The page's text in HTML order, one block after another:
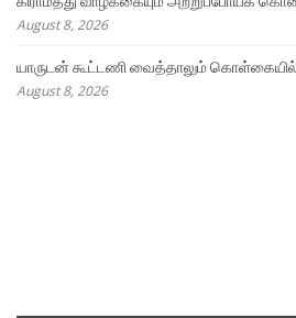
August 8, 2026
யாருடன் கூட்டணி வைத்தாலும் கொள்கையில்
August 8, 2026